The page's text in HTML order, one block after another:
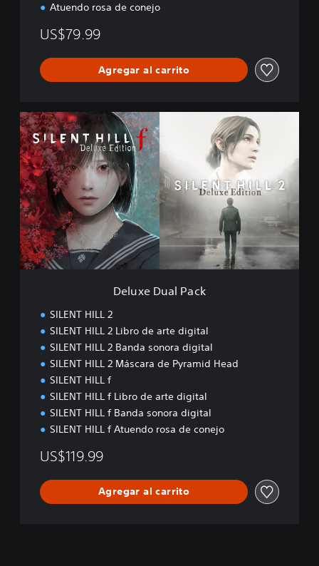
Atuendo rosa de conejo
US$79.99
Agregar al carrito
D
e
l
u
x
e
D
u
a
l
P
a
Deluxe Dual Pack
SILENT HILL 2
SILENT HILL 2 Libro de arte digital
SILENT HILL 2 Banda sonora digital
SILENT HILL 2 Máscara de Pyramid Head
SILENT HILL f
SILENT HILL f Libro de arte digital
SILENT HILL f Banda sonora digital
SILENT HILL f Atuendo rosa de conejo
US$119.99
Agregar al carrito